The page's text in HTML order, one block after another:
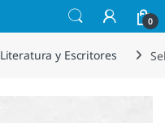
0
Literatura y Escritores